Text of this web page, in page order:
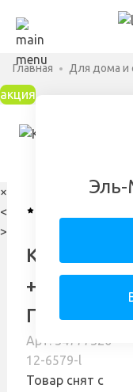
Эль-
Главная Для дома и
акция
×
<
>
Корнефит
+
Гардефит
Арт: 34777320-
12-6579-l
Товар снят с